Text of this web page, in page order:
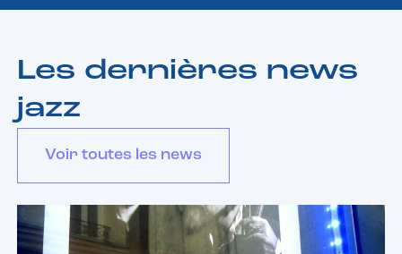
Les dernières news
jazz
Voir toutes les news